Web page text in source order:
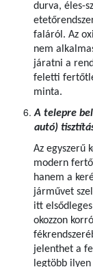
durva, éles-
faláról. Az
nem
járatni a
feletti
minta.
A telepre
autó)
Az egyszerű
modern
hanem a
járművet
itt
okozzon
jelenthet a
legtöbb ilyen